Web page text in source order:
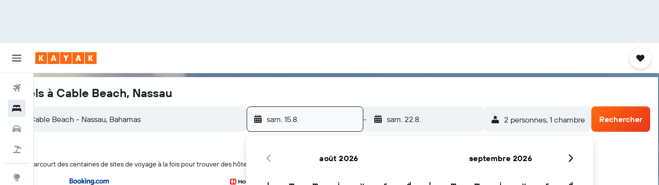
Vols
Hôtels à Cable Beach, Nassau
sam. 15.8. - sam. 22.8. 2 personnes, 1 chambre Rechercher
KAYAK parcourt des centaines de sites de voyage à la fois pour trouver des hôtels à Cable Beach
août 2026 septembre 2026